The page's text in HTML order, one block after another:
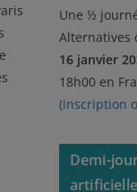
Une ½
Alternatives
16 janvier
18h00 en
(inscription
Demi-